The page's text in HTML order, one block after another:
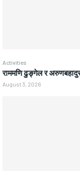
Activities
राममणि ढुङ्गेल र अरुणबहादुर
August 3, 2026